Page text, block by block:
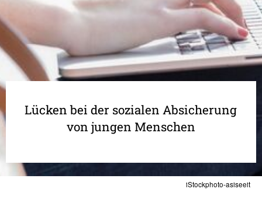
iStockphoto-asiseeit
Lücken bei der sozialen Absicherung
von jungen Menschen